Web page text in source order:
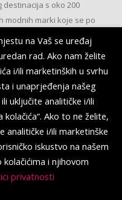
s oko 200
modnih marki koje se po
na Vaš se uređaj
rad. Ako nam želite
i/ili marketinških u svrhu
i unaprjeđenja našeg
uključite analitičke i/ili
Ako to ne želite,
analitičke i/ili marketinške
iskustvo na našem
i njihovom
privatnosti